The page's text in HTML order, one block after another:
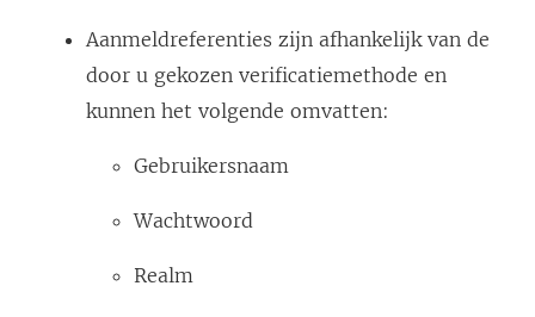
Aanmeldreferenties zijn afhankelijk van de
door u gekozen verificatiemethode en
kunnen het volgende omvatten:
Gebruikersnaam
Wachtwoord
Realm